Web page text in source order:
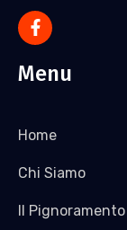
Menu
Home
Chi Siamo
Il Pignoramento